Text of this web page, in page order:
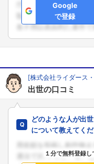
Google
で登録
[株式会社ライダース
出世の口コミ
どのような人が出
について教えてくだ
１分で無料登録